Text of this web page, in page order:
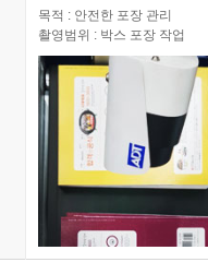
어떻게 쓸 것인가
화 과정이다
할까요 / 역사는 변하고 만
망의 역사
부 / 되돌아보는 역사인식
목적 : 안전한 포장 관리
촬영범위 : 박스 포장 작업